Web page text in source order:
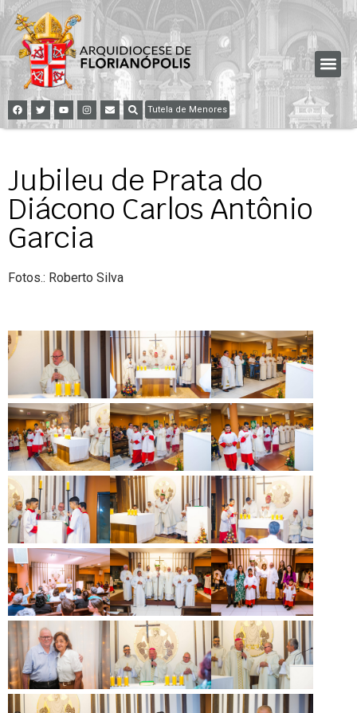
Tutela de Menores
Jubileu de Prata do
Diácono Carlos Antônio
Garcia
Fotos.: Roberto Silva